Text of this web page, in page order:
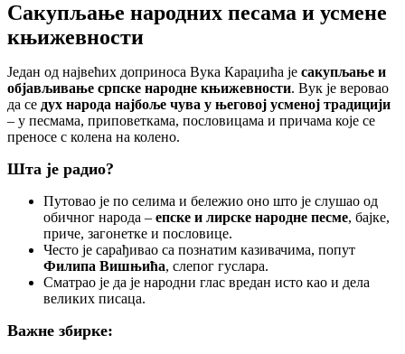
Сакупљање народних песама и усмене
књижевности
Један од највећих доприноса Вука Караџића је сакупљање и
објављивање српске народне књижевности. Вук је веровао
да се дух народа најбоље чува у његовој усменој традицији
– у песмама, приповеткама, пословицама и причама које се
преносе с колена на колено.
Шта је радио?
Путовао је по селима и бележио оно што је слушао од
обичног народа – епске и лирске народне песме, бајке,
приче, загонетке и пословице.
Често је сарађивао са познатим казивачима, попут
Филипа Вишњића, слепог гуслара.
Сматрао је да је народни глас вредан исто као и дела
великих писаца.
Важне збирке: